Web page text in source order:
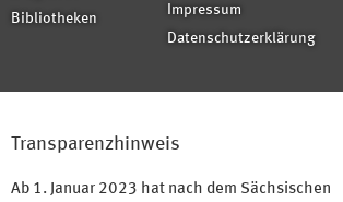
Bibliotheken
Impressum
Datenschutzerklärung
Transparenzhinweis
Ab 1. Januar 2023 hat nach dem Sächsischen